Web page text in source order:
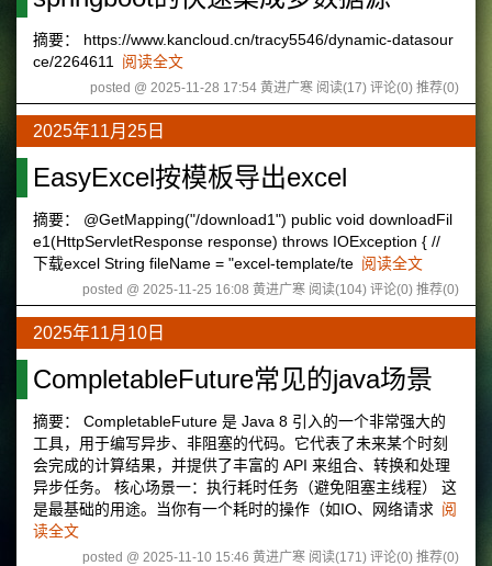
摘要： https://www.kancloud.cn/tracy5546/dynamic-datasour
ce/2264611
阅读全文
posted @ 2025-11-28 17:54 黄进广寒 阅读(17) 评论(0) 推荐(0)
2025年11月25日
EasyExcel按模板导出excel
摘要： @GetMapping("/download1") public void downloadFil
e1(HttpServletResponse response) throws IOException { //
下载excel String fileName = "excel-template/te 阅读全文
posted @ 2025-11-25 16:08 黄进广寒 阅读(104) 评论(0) 推荐(0)
2025年11月10日
CompletableFuture常见的java场景
摘要： CompletableFuture 是 Java 8 引入的一个非常强大的
工具，用于编写异步、非阻塞的代码。它代表了未来某个时刻
会完成的计算结果，并提供了丰富的 API 来组合、转换和处理
异步任务。 核心场景一：执行耗时任务（避免阻塞主线程） 这
是最基础的用途。当你有一个耗时的操作（如IO、网络请求 阅
读全文
posted @ 2025-11-10 15:46 黄进广寒 阅读(171) 评论(0) 推荐(0)